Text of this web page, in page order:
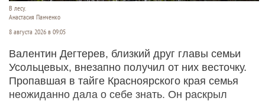
В лесу.
Анастасия Панченко
8 августа 2026 в 09:05
Валентин Дегтерев, близкий друг главы семьи
Усольцевых, внезапно получил от них весточку.
Пропавшая в тайге Красноярского края семья
неожиданно дала о себе знать. Он раскрыл